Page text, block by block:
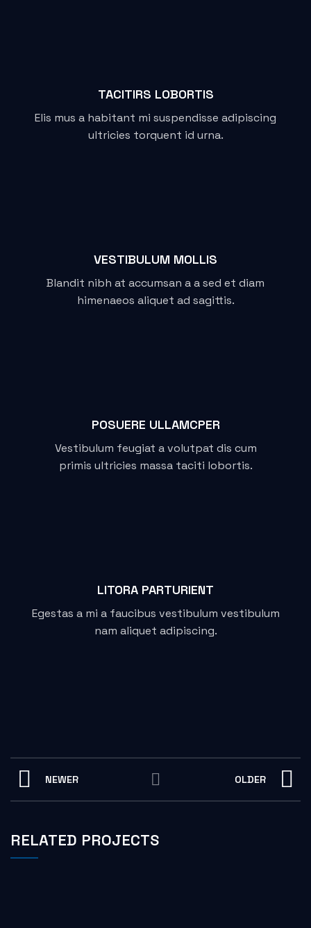
TACITIRS LOBORTIS
Elis mus a habitant mi suspendisse adipiscing
ultricies torquent id urna.
VESTIBULUM MOLLIS
Blandit nibh at accumsan a a sed et diam
himenaeos aliquet ad sagittis.
POSUERE ULLAMCPER
Vestibulum feugiat a volutpat dis cum
primis ultricies massa taciti lobortis.
LITORA PARTURIENT
Egestas a mi a faucibus vestibulum vestibulum
nam aliquet adipiscing.
NEWER OLDER
RELATED PROJECTS